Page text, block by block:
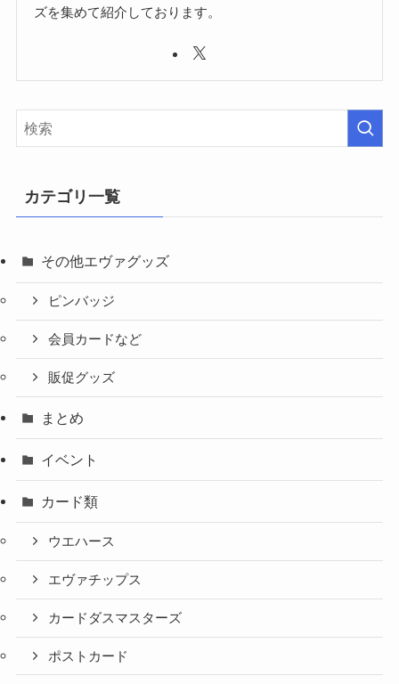
ズを集めて紹介しております。
カテゴリ一覧
その他エヴァグッズ
ピンバッジ
会員カードなど
販促グッズ
まとめ
イベント
カード類
ウエハース
エヴァチップス
カードダスマスターズ
ポストカード